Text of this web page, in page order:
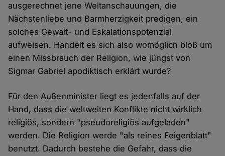
ausgerechnet jene Weltanschauungen, die
Nächstenliebe und Barmherzigkeit predigen, ein
solches Gewalt- und Eskalationspotenzial
aufweisen. Handelt es sich also womöglich bloß um
einen Missbrauch der Religion, wie jüngst von
Sigmar Gabriel apodiktisch erklärt wurde?
Für den Außenminister liegt es jedenfalls auf der
Hand, dass die weltweiten Konflikte nicht wirklich
religiös, sondern "pseudoreligiös aufgeladen"
werden. Die Religion werde "als reines Feigenblatt"
benutzt. Dadurch bestehe die Gefahr, dass die